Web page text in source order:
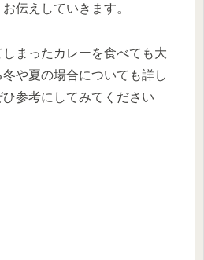
伝えしていきます。
まったカレーを食べても大
や夏の場合についても詳し
参考にしてみてください